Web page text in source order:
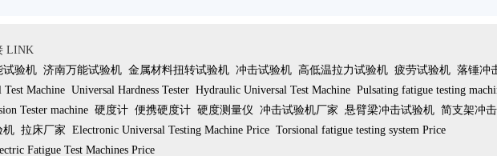
LINK
试验机 济南万能试验机 金属材料扭转试验机 冲击试验机 高低温拉力试验机 疲劳试验机 落锤冲
Test Machine Universal Hardness Tester Hydraulic Universal Test Machine Pulsating fatigue testing
Tester machine 硬度计 便携硬度计 硬度测量仪 冲击试验机厂家 悬臂梁冲击试验机 简支架冲
机 拉床厂家 Electronic Universal Testing Machine Price Torsional fatigue testing system Price
Fatigue Test Machines Price